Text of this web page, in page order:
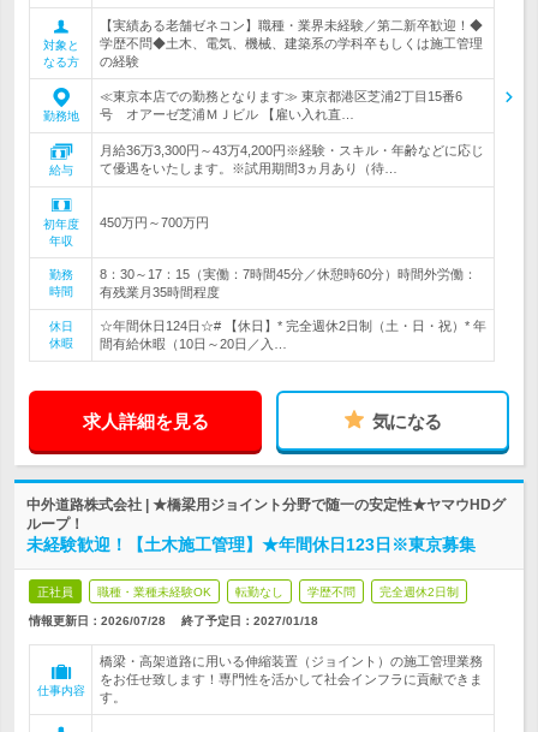
対象と
なる方
【実績ある老舗ゼネコン】職種・業界未経験／第二新卒歓迎！◆
学歴不問◆土木、電気、機械、建築系の学科卒もしくは施工管理
の経験
勤務地
≪東京本店での勤務となります≫ 東京都港区芝浦2丁目15番6
号 オアーゼ芝浦ＭＪビル 【雇い入れ直…
給与
月給36万3,300円～43万4,200円※経験・スキル・年齢などに応じ
て優遇をいたします。※試用期間3ヵ月あり（待…
初年度
年収
450万円～700万円
勤務
時間
8：30～17：15（実働：7時間45分／休憩時60分）時間外労働：
有残業月35時間程度
休日
休暇
☆年間休日124日☆# 【休日】* 完全週休2日制（土・日・祝）* 年
間有給休暇（10日～20日／入…
求人詳細を見る 気になる
中外道路株式会社 | ★橋梁用ジョイント分野で随一の安定性★ヤマウHDグ
ループ！
未経験歓迎！【土木施工管理】★年間休日123日※東京募集
正社員 職種・業種未経験OK 転勤なし 学歴不問 完全週休2日制
情報更新日：2026/07/28 終了予定日： 2027/01/18
仕事内容
橋梁・高架道路に用いる伸縮装置（ジョイント）の施工管理業務
をお任せ致します！専門性を活かして社会インフラに貢献できま
す。